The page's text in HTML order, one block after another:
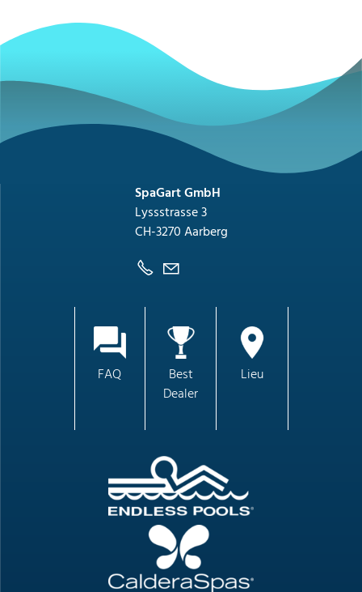
SpaGart GmbH
Lyssstrasse 3
CH-3270 Aarberg
FAQ
Best
Dealer
Lieu